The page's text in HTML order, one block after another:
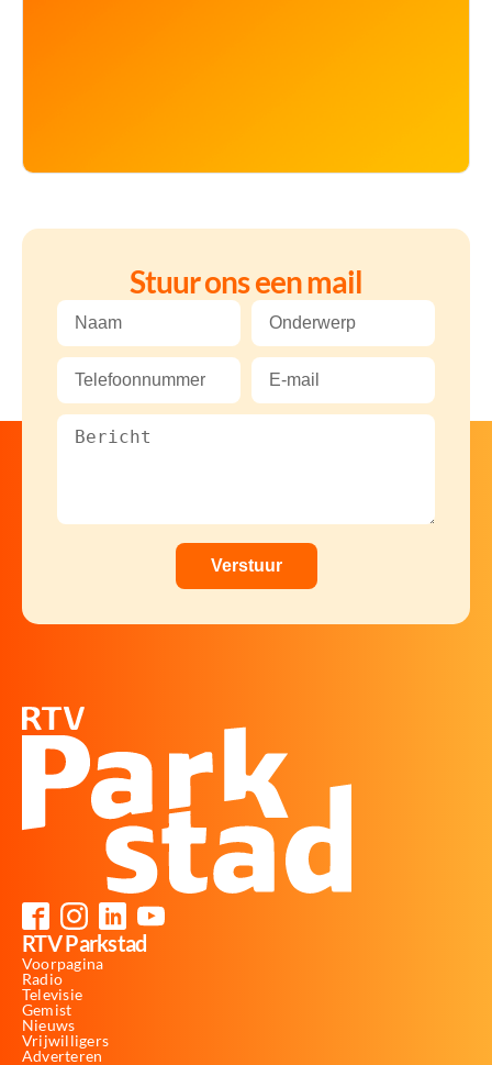
Stuur ons een mail
RTV Parkstad
Voorpagina
Radio
Televisie
Gemist
Nieuws
Vrijwilligers
Adverteren